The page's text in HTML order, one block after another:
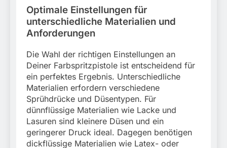
Optimale Einstellungen für
unterschiedliche Materialien und
Anforderungen
Die Wahl der richtigen Einstellungen an
Deiner Farbspritzpistole ist entscheidend für
ein perfektes Ergebnis. Unterschiedliche
Materialien erfordern verschiedene
Sprühdrücke und Düsentypen. Für
dünnflüssige Materialien wie Lacke und
Lasuren sind kleinere Düsen und ein
geringerer Druck ideal. Dagegen benötigen
dickflüssige Materialien wie Latex- oder